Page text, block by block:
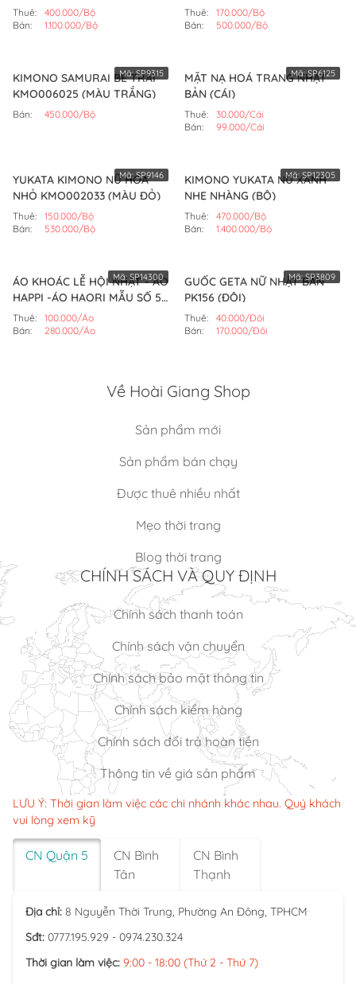
Thuê:
400.000/Bộ
Bán:
1.100.000/Bộ
Thuê:
170.000/Bộ
Bán:
500.000/Bộ
KIMONO SAMURAI BÉ TRAI
KMO006025 (MÀU TRẮNG)
Bán: 450.000/Bộ
Mã:SP9315
MẶT NẠ HOÁ TRANG NHẬT
BẢN (CÁI)
Thuê:
30.000/Cái
Bán:
99.000/Cái
Mã:SP6125
YUKATA KIMONO NỮ HOA
NHỎ KMO002033 (MÀU ĐỎ)
Thuê:
150.000/Bộ
Bán:
530.000/Bộ
Mã:SP9146
KIMONO YUKATA NỮ XANH
NHẸ NHÀNG (BỘ)
Thuê:
470.000/Bộ
Bán:
1.400.000/Bộ
Mã:SP12305
ÁO KHOÁC LỄ HỘI NHẬT - ÁO
HAPPI -ÁO HAORI MẪU SỐ 5
(ÁO)
Thuê:
100.000/Áo
Bán:
280.000/Áo
Mã: SP14300
GUỐC GETA NỮ NHẬT BẢN
PK156 (ĐÔI)
Thuê:
40.000/Đôi
Bán:
170.000/Đôi
Mã:SP3809
Về Hoài Giang Shop
Sản phẩm mới
Sản phẩm bán chạy
Được thuê nhiều nhất
Mẹo thời trang
Blog thời trang
CHÍNH SÁCH VÀ QUY ĐỊNH
Chính sách thanh toán
Chính sách vận chuyển
Chính sách bảo mật thông tin
Chính sách kiểm hàng
Chính sách đổi trả hoàn tiền
Thông tin về giá sản phẩm
LƯU Ý: Thời gian làm việc các chi nhánh khác nhau. Quý khách
vui lòng xem kỹ
CN Quận 5
CN Bình
Tân
CN Bình
Thạnh
Địa chỉ: 8 Nguyễn Thời Trung, Phường An Đông, TPHCM
Sđt: 0777.195.929 - 0974.230.324
Thời gian làm việc: 9:00 - 18:00 (Thứ 2 - Thứ 7)